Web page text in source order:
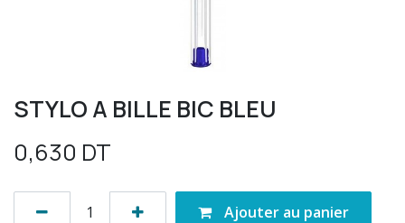
STYLO A BILLE BIC BLEU
0,630 DT
Ajouter au panier